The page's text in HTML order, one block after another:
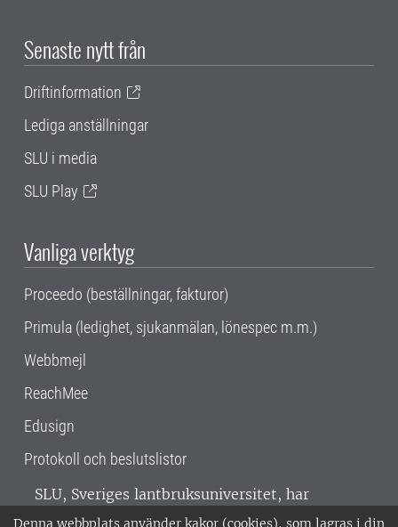
Denna webbplats använder kakor (cookies), som lagras i din
Senaste nytt från
Driftinformation
Lediga anställningar
SLU i media
SLU Play
Vanliga verktyg
Proceedo (beställningar, fakturor)
Primula (ledighet, sjukanmälan, lönespec m.m.)
Webbmejl
ReachMee
Edusign
Protokoll och beslutslistor
SLU, Sveriges lantbruksuniversitet, har
verksamhet över hela Sverige. Huvudorter är